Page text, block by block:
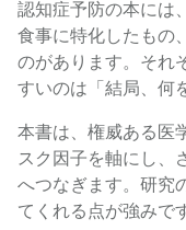
認知症予防の本には
食事に特化したもの
のがあります。それ
すいのは「結局、何
本書は、権威ある医
スク因子を軸にし、
へつなぎます。研究
てくれる点が強みです